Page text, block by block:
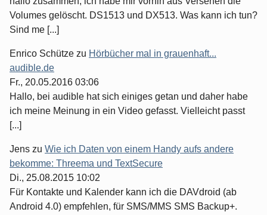
Volumes gelöscht. DS1513 und DX513. Was kann ich tun?
Sind me [...]
Enrico Schütze zu Hörbücher mal in grauenhaft...
audible.de
Fr., 20.05.2016 03:06
Hallo, bei audible hat sich einiges getan und daher habe
ich meine Meinung in ein Video gefasst. Vielleicht passt
[...]
Jens zu Wie ich Daten von einem Handy aufs andere
bekomme: Threema und TextSecure
Di., 25.08.2015 10:02
Für Kontakte und Kalender kann ich die DAVdroid (ab
Android 4.0) empfehlen, für SMS/MMS SMS Backup+.